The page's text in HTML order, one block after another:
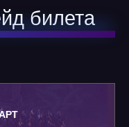
билета